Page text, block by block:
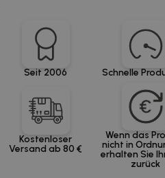
Seit 2006 Schnelle
Kostenloser
Versand ab 80 €
Wenn das
nicht in
erhalten Sie
zurück